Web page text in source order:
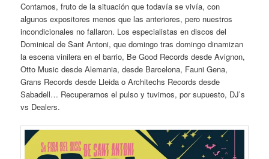
Contamos, fruto de la situación que todavía se vivía, con
algunos expositores menos que las anteriores, pero nuestros
incondicionales no fallaron. Los especialistas en discos del
Dominical de Sant Antoni, que domingo tras domingo dinamizan
la escena vinilera en el barrio, Be Good Records desde Avignon,
Otto Music desde Alemania, desde Barcelona, Fauni Gena,
Grans Records desde Lleida o Architechs Records desde
Sabadell… Recuperamos el pulso y tuvimos, por supuesto, DJ’s
vs Dealers.